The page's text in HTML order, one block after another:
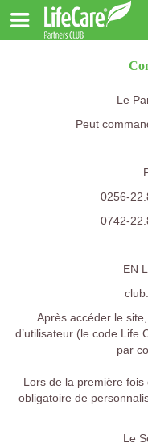
Le
Peut
0256-
0742-
EN
Après accéder le
d’utilisateur (le code Life
par
Lors de la première
obligatoire de
Le